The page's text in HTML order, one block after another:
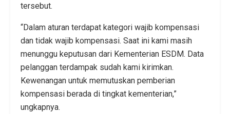
tersebut.
“Dalam aturan terdapat kategori wajib kompensasi
dan tidak wajib kompensasi. Saat ini kami masih
menunggu keputusan dari Kementerian ESDM. Data
pelanggan terdampak sudah kami kirimkan.
Kewenangan untuk memutuskan pemberian
kompensasi berada di tingkat kementerian,”
ungkapnya.